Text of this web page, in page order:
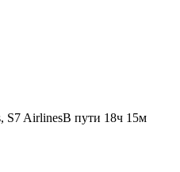
S7 AirlinesВ пути 18ч 15м